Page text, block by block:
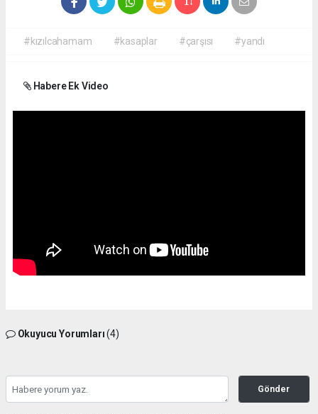
#kızılcahamam #kasaplar #çarşısı #yandı
Habere Ek Video
Okuyucu Yorumları(4)
Gönder